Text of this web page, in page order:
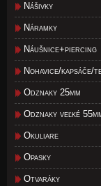
Nášivky
Náramky
Náušnice+piercing
Nohavice/kapsáče/
Odznaky 25mm
Odznaky veľké
Okuliare
Opasky
Otvaráky